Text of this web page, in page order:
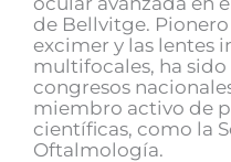
de Bellvitge. Pionero
excimer y las lentes
multifocales, ha
congresos
miembro activo de
científicas, como la
Oftalmología.